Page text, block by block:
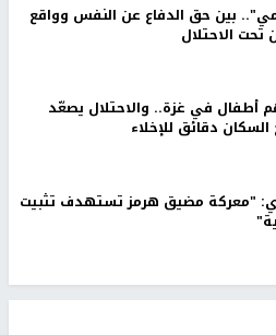
بين حق الدفاع عن النفس وواقع
تحت الاحتلال
أطفال في غزة.. والاحتلال يصعّد
السكان دقائق للإخلاء
"معركة مضيق هرمز تستهدف تثبيت